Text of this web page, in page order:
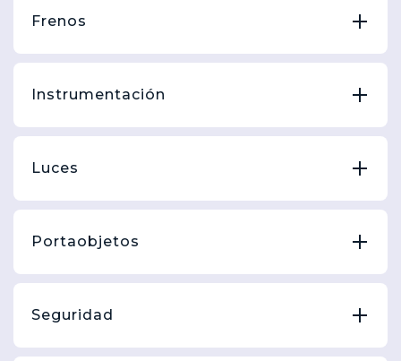
Frenos
Instrumentación
Luces
Portaobjetos
Seguridad